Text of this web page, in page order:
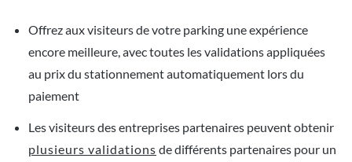
Offrez aux visiteurs de votre parking une expérience
encore meilleure, avec toutes les validations appliquées
au prix du stationnement automatiquement lors du
paiement
Les visiteurs des entreprises partenaires peuvent obtenir
plusieurs validations de différents partenaires pour un